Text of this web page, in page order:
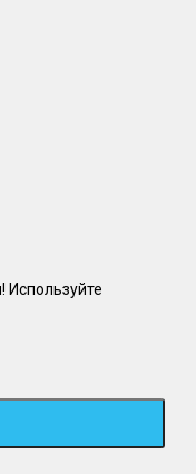
Используйте